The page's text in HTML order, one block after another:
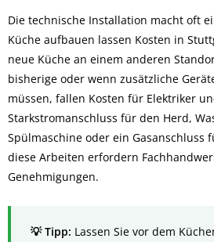
Die technische Installation macht oft
Küche aufbauen lassen Kosten in
neue Küche an einem anderen
bisherige oder wenn zusätzliche
müssen, fallen Kosten für Elektriker
Starkstromanschluss für den Herd,
Spülmaschine oder ein Gasanschluss
diese Arbeiten erfordern
Genehmigungen.
Lassen Sie vor dem